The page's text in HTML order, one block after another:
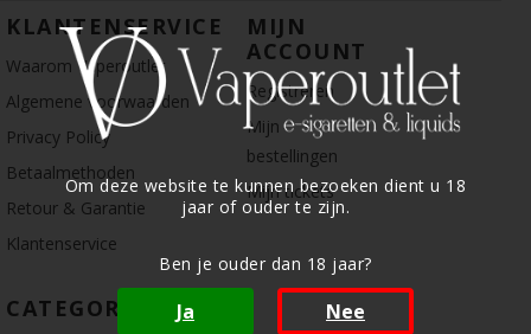
Om deze website te kunnen bezoeken dient u 18
jaar of ouder te zijn.
Ben je ouder dan 18 jaar?
Ja Nee
KLANTENSERVICE
Waarom Vaperoutlet
Algemene voorwaarden
Privacy Policy
Betaalmethoden
Retour & Garantie
Klantenservice
MIJN
ACCOUNT
Registreren
Mijn
bestellingen
Mijn tickets
CATEGORIE